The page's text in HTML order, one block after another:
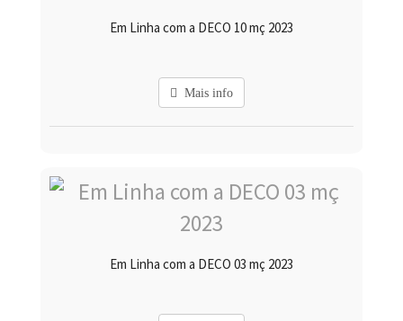
Em Linha com a DECO 10 mç 2023
Mais info
Em Linha com a DECO 03 mç 2023